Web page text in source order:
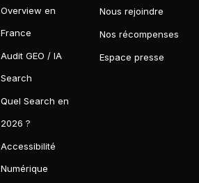
Overview en
France
Audit GEO / IA
Search
Quel Search en
2026 ?
Accessibilité
Numérique
Nous rejoindre
Nos récompenses
Espace presse